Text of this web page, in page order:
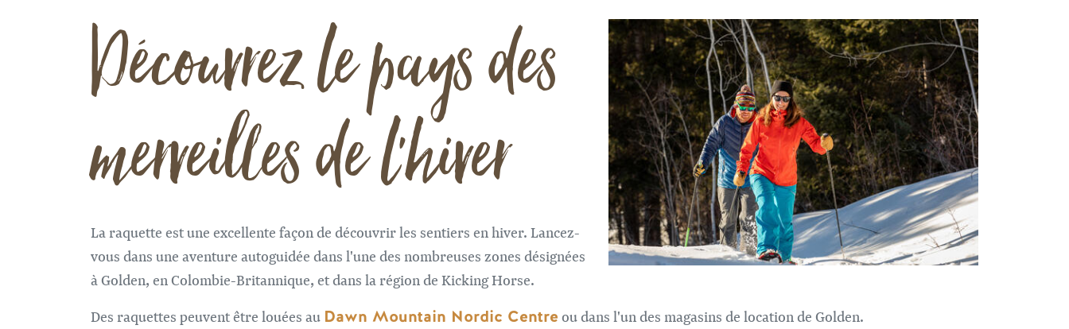
Découvrez le pays des
merveilles de l'hiver
La raquette est une excellente façon de découvrir les sentiers en hiver. Lancez-
vous dans une aventure autoguidée dans l'une des nombreuses zones désignées
à Golden, en Colombie-Britannique, et dans la région de Kicking Horse.
Des raquettes peuvent être louées au Dawn Mountain Nordic Centre ou dans l'un des magasins de location de Golden.